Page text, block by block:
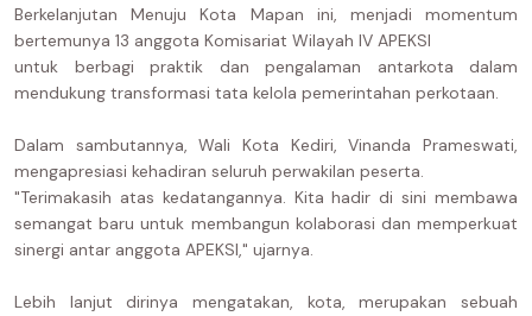
Berkelanjutan Menuju Kota Mapan ini, menjadi momentum
bertemunya 13 anggota Komisariat Wilayah IV APEKSI
untuk berbagi praktik dan pengalaman antarkota dalam
mendukung transformasi tata kelola pemerintahan perkotaan.
Dalam sambutannya, Wali Kota Kediri, Vinanda Prameswati,
mengapresiasi kehadiran seluruh perwakilan peserta.
"Terimakasih atas kedatangannya. Kita hadir di sini membawa
semangat baru untuk membangun kolaborasi dan memperkuat
sinergi antar anggota APEKSI," ujarnya.
Lebih lanjut dirinya mengatakan, kota, merupakan sebuah